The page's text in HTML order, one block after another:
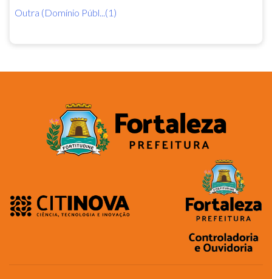
Outra (Domínio Públ...(1)